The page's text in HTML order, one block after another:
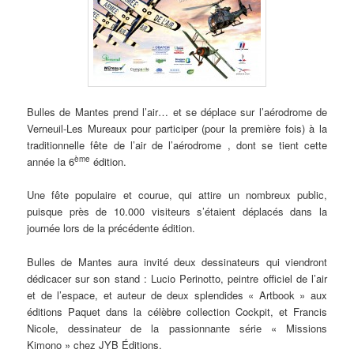
Bulles de Mantes prend l’air… et se déplace sur l’aérodrome de
Verneuil-Les Mureaux pour participer (pour la première fois) à la
traditionnelle fête de l’air de l’aérodrome , dont se tient cette
année la 6ème édition.
Une fête populaire et courue, qui attire un nombreux public,
puisque près de 10.000 visiteurs s’étaient déplacés dans la
journée lors de la précédente édition.
Bulles de Mantes aura invité deux dessinateurs qui viendront
dédicacer sur son stand : Lucio Perinotto, peintre officiel de l’air
et de l’espace, et auteur de deux splendides « Artbook » aux
éditions Paquet dans la célèbre collection Cockpit, et Francis
Nicole, dessinateur de la passionnante série « Missions
Kimono » chez JYB Éditions.